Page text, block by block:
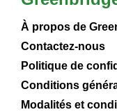
À propos de
Contactez-nous
Politique de
Conditions
Modalités et